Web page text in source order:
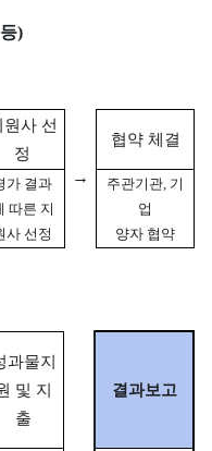
)
원사 선
정
→
협약 체결
가 결과
따른 지
사 선정
주관기관, 기
업
양자 협약
과물지
및 지
출
결과보고